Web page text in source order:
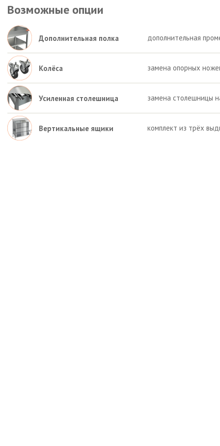
Возможные опции
Дополнительная полка дополнительная
Колёса замена опорных
Усиленная столешница замена столешницы
Вертикальные ящики комплект из трёх